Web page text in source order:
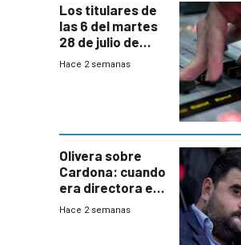
Los titulares de
las 6 del martes
28 de julio de
2026
Hace 2 semanas
Olivera sobre
Cardona: cuando
era directora en
UTE “no era muy
Hace 2 semanas